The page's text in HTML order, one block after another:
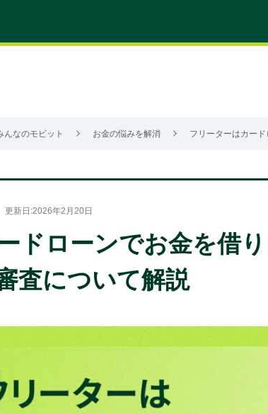
んなのモビット お金の悩みを解消 フリーターはカー
更新日:2026年2月20日
ドローンでお金を借
査について解説